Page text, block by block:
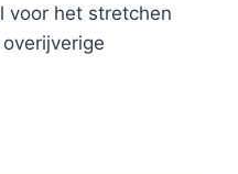
voor het stretchen